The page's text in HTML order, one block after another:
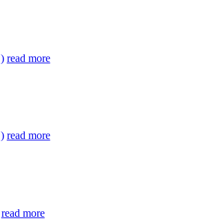
read more
read more
read more